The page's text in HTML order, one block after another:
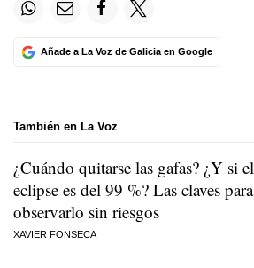
Añade a La Voz de Galicia en Google
También en La Voz
¿Cuándo quitarse las gafas? ¿Y si el
eclipse es del 99 %? Las claves para
observarlo sin riesgos
XAVIER FONSECA